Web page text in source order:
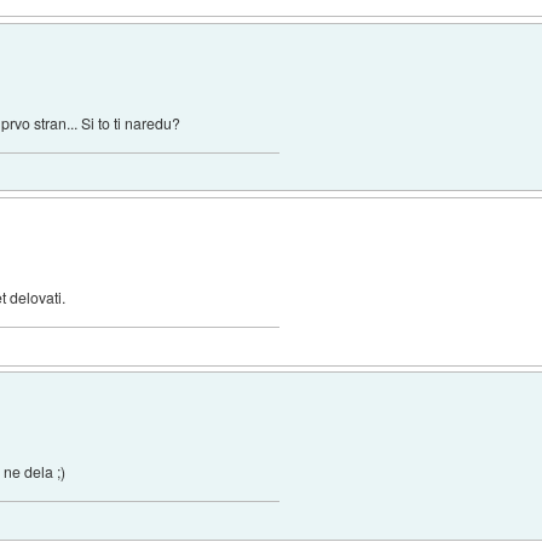
stran... Si to ti naredu?
delovati.
dela ;)